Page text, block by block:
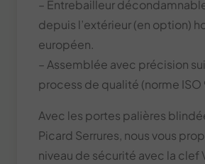
– Entrebailleur
depuis l’extérieur (en option)
européen.
– Assemblée avec précision
process de qualité (norme ISO
Avec les portes palières
Picard Serrures, nous vous
niveau de sécurité avec la clef